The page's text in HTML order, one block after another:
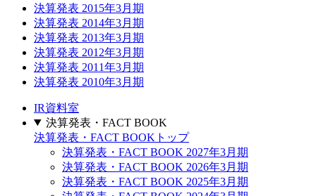
決算発表 2015年3月期
決算発表 2014年3月期
決算発表 2013年3月期
決算発表 2012年3月期
決算発表 2011年3月期
決算発表 2010年3月期
IR資料室
決算発表・FACT BOOK
決算発表・FACT BOOKトップ
決算発表・FACT BOOK 2027年3月期
決算発表・FACT BOOK 2026年3月期
決算発表・FACT BOOK 2025年3月期